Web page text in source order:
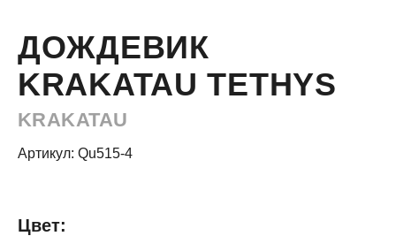
ДОЖДЕВИК
KRAKATAU TETHYS
KRAKATAU
Артикул: Qu515-4
Цвет: